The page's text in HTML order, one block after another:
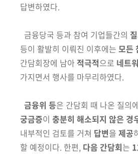
답변하였다.
금융당국 등과 참여 기업들간의
등이 활발히 이뤄진 이후에는 모든
간담회장에 남아 적극적으로 네트
가지면서 행사를 마무리하였다.
금융위 등은 간담회 때 나온 질의
궁금증이 충분히 해소되지 않은 경
내부적인 검토를 거쳐 답변을 제공
할 예정이다. 한편, 다음 간담회는